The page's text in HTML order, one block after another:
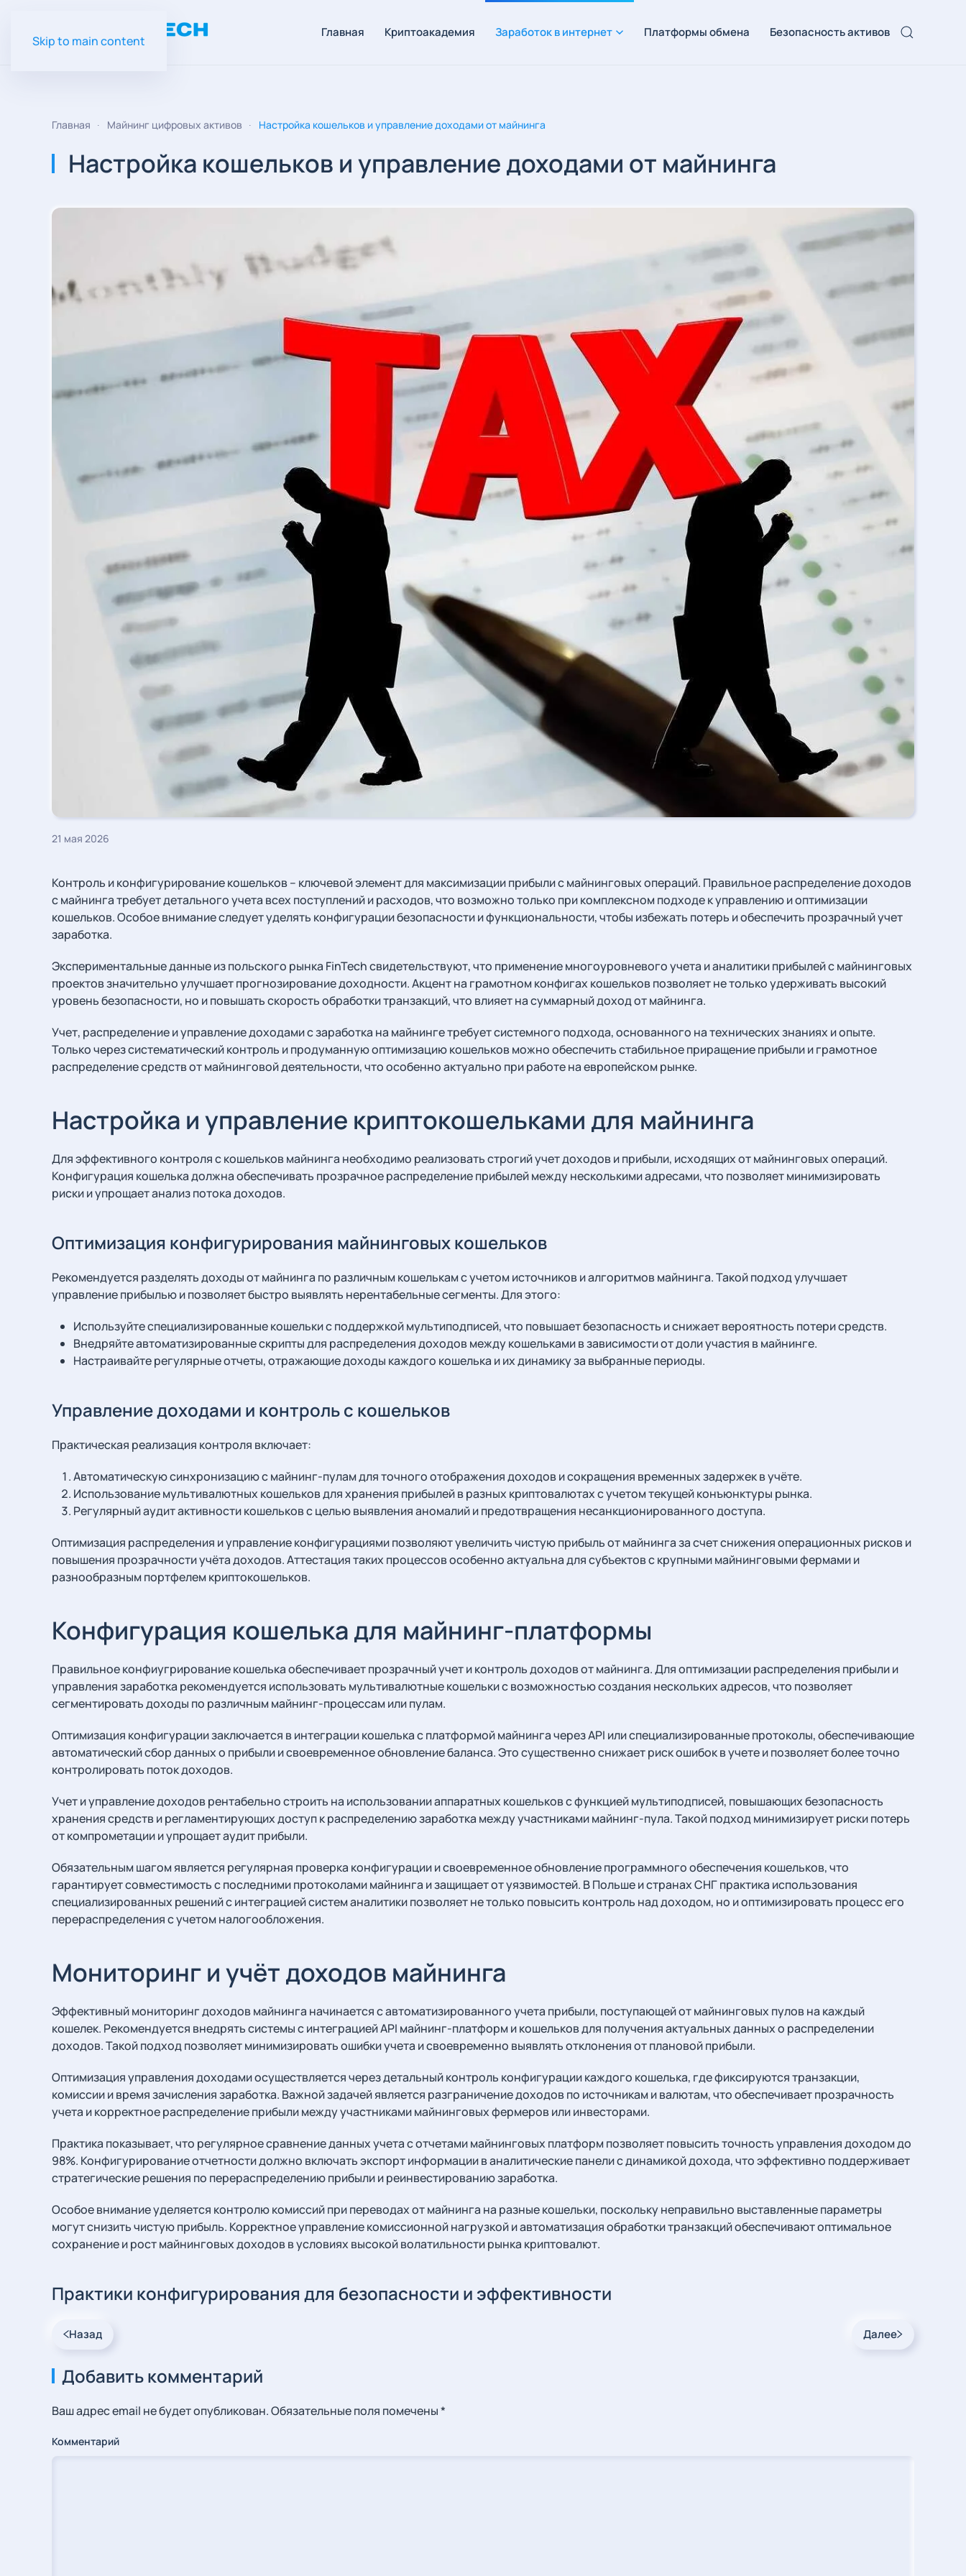
Skip to main content
Главная Криптоакадемия Заработок в интернет Платформы обмена Безопасность активов
Главная Майнинг цифровых активов Настройка кошельков и управление доходами от майнинга
Настройка кошельков и управление доходами от майнинга
21 мая 2026
Контроль и конфигурирование кошельков – ключевой элемент для максимизации прибыли с майнинговых операций. Правильное распределение доходов
с майнинга требует детального учета всех поступлений и расходов, что возможно только при комплексном подходе к управлению и оптимизации
кошельков. Особое внимание следует уделять конфигурации безопасности и функциональности, чтобы избежать потерь и обеспечить прозрачный учет
заработка.
Экспериментальные данные из польского рынка FinTech свидетельствуют, что применение многоуровневого учета и аналитики прибылей с майнинговых
проектов значительно улучшает прогнозирование доходности. Акцент на грамотном конфигах кошельков позволяет не только удерживать высокий
уровень безопасности, но и повышать скорость обработки транзакций, что влияет на суммарный доход от майнинга.
Учет, распределение и управление доходами с заработка на майнинге требует системного подхода, основанного на технических знаниях и опыте.
Только через систематический контроль и продуманную оптимизацию кошельков можно обеспечить стабильное приращение прибыли и грамотное
распределение средств от майнинговой деятельности, что особенно актуально при работе на европейском рынке.
Настройка и управление криптокошельками для майнинга
Для эффективного контроля с кошельков майнинга необходимо реализовать строгий учет доходов и прибыли, исходящих от майнинговых операций.
Конфигурация кошелька должна обеспечивать прозрачное распределение прибылей между несколькими адресами, что позволяет минимизировать
риски и упрощает анализ потока доходов.
Оптимизация конфигурирования майнинговых кошельков
Рекомендуется разделять доходы от майнинга по различным кошелькам с учетом источников и алгоритмов майнинга. Такой подход улучшает
управление прибылью и позволяет быстро выявлять нерентабельные сегменты. Для этого:
Используйте специализированные кошельки с поддержкой мультиподписей, что повышает безопасность и снижает вероятность потери средств.
Внедряйте автоматизированные скрипты для распределения доходов между кошельками в зависимости от доли участия в майнинге.
Настраивайте регулярные отчеты, отражающие доходы каждого кошелька и их динамику за выбранные периоды.
Управление доходами и контроль с кошельков
Практическая реализация контроля включает:
Автоматическую синхронизацию с майнинг-пулам для точного отображения доходов и сокращения временных задержек в учёте.
Использование мультивалютных кошельков для хранения прибылей в разных криптовалютах с учетом текущей конъюнктуры рынка.
Регулярный аудит активности кошельков с целью выявления аномалий и предотвращения несанкционированного доступа.
Оптимизация распределения и управление конфигурациями позволяют увеличить чистую прибыль от майнинга за счет снижения операционных рисков и
повышения прозрачности учёта доходов. Аттестация таких процессов особенно актуальна для субъектов с крупными майнинговыми фермами и
разнообразным портфелем криптокошельков.
Конфигурация кошелька для майнинг-платформы
Правильное конфиугрирование кошелька обеспечивает прозрачный учет и контроль доходов от майнинга. Для оптимизации распределения прибыли и
управления заработка рекомендуется использовать мультивалютные кошельки с возможностью создания нескольких адресов, что позволяет
сегментировать доходы по различным майнинг-процессам или пулам.
Оптимизация конфигурации заключается в интеграции кошелька с платформой майнинга через API или специализированные протоколы, обеспечивающие
автоматический сбор данных о прибыли и своевременное обновление баланса. Это существенно снижает риск ошибок в учете и позволяет более точно
контролировать поток доходов.
Учет и управление доходов рентабельно строить на использовании аппаратных кошельков с функцией мультиподписей, повышающих безопасность
хранения средств и регламентирующих доступ к распределению заработка между участниками майнинг-пула. Такой подход минимизирует риски потерь
от компрометации и упрощает аудит прибыли.
Обязательным шагом является регулярная проверка конфигурации и своевременное обновление программного обеспечения кошельков, что
гарантирует совместимость с последними протоколами майнинга и защищает от уязвимостей. В Польше и странах СНГ практика использования
специализированных решений с интеграцией систем аналитики позволяет не только повысить контроль над доходом, но и оптимизировать процесс его
перераспределения с учетом налогообложения.
Мониторинг и учёт доходов майнинга
Эффективный мониторинг доходов майнинга начинается с автоматизированного учета прибыли, поступающей от майнинговых пулов на каждый
кошелек. Рекомендуется внедрять системы с интеграцией API майнинг-платформ и кошельков для получения актуальных данных о распределении
доходов. Такой подход позволяет минимизировать ошибки учета и своевременно выявлять отклонения от плановой прибыли.
Оптимизация управления доходами осуществляется через детальный контроль конфигурации каждого кошелька, где фиксируются транзакции,
комиссии и время зачисления заработка. Важной задачей является разграничение доходов по источникам и валютам, что обеспечивает прозрачность
учета и корректное распределение прибыли между участниками майнинговых фермеров или инвесторами.
Практика показывает, что регулярное сравнение данных учета с отчетами майнинговых платформ позволяет повысить точность управления доходом до
98%. Конфигурирование отчетности должно включать экспорт информации в аналитические панели с динамикой дохода, что эффективно поддерживает
стратегические решения по перераспределению прибыли и реинвестированию заработка.
Особое внимание уделяется контролю комиссий при переводах от майнинга на разные кошельки, поскольку неправильно выставленные параметры
могут снизить чистую прибыль. Корректное управление комиссионной нагрузкой и автоматизация обработки транзакций обеспечивают оптимальное
сохранение и рост майнинговых доходов в условиях высокой волатильности рынка криптовалют.
Практики конфигурирования для безопасности и эффективности
Назад Далее
Добавить комментарий
Ваш адрес email не будет опубликован. Обязательные поля помечены*
Комментарий